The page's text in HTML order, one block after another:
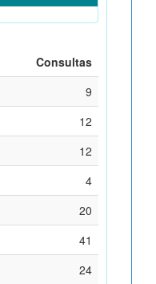
Consultas
9
12
12
4
20
41
24